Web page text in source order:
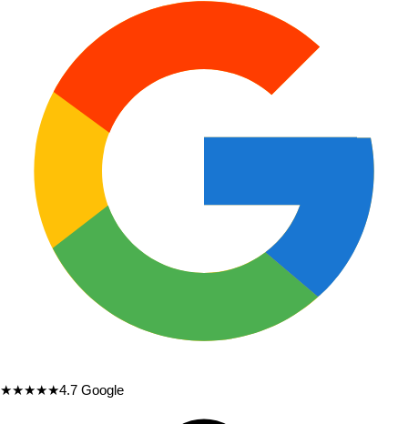
★★★★★4.7 Google